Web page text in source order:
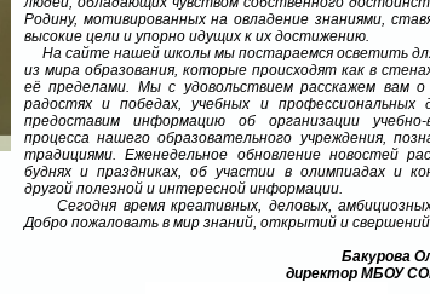
Родину, мотивированных на овладение знаниями,
высокие цели и упорно идущих к их достижению.
На сайте нашей школы мы постараемся осветить
из мира образования, которые происходят как в
её пределами. Мы с удовольствием расскажем вам о
радостях и победах, учебных и профессиональных
предоставим информацию об организации учебно-
процесса нашего образовательного учреждения,
традициями. Еженедельное обновление новостей
буднях и праздниках, об участии в олимпиадах и
другой полезной и интересной информации.
Сегодня время креативных, деловых,
Добро пожаловать в мир знаний, открытий и
Бакурова
директор МБОУ